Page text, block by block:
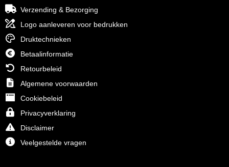
Verzending & Bezorging
Logo aanleveren voor bedrukken
Druktechnieken
Betaalinformatie
Retourbeleid
Algemene voorwaarden
Cookiebeleid
Privacyverklaring
Disclaimer
Veelgestelde vragen